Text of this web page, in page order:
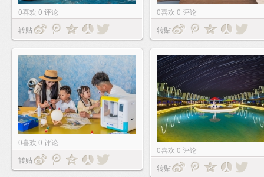
0喜欢 0 评论
转贴
0喜欢 0 评论
转贴
0喜欢 0 评论
转贴
0喜欢 0 评论
转贴